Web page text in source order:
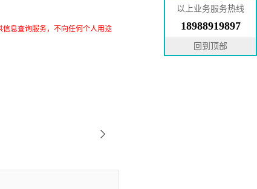
息查询服务，不向任何个人用途
以上业务服务热线
18988919897
回到顶部